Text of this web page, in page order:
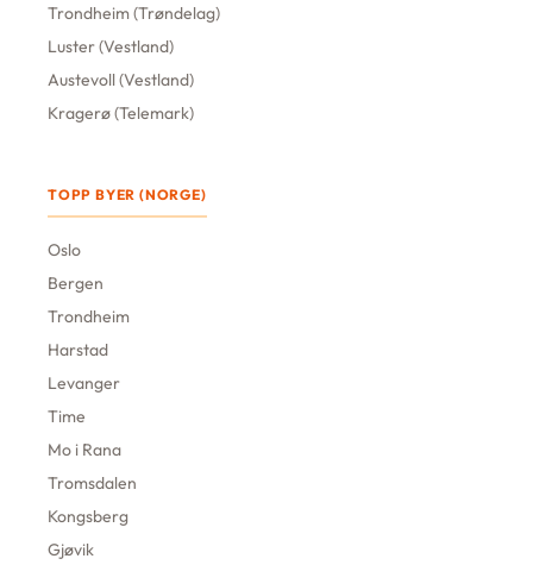
Trondheim (Trøndelag)
Luster (Vestland)
Austevoll (Vestland)
Kragerø (Telemark)
TOPP BYER (NORGE)
Oslo
Bergen
Trondheim
Harstad
Levanger
Time
Mo i Rana
Tromsdalen
Kongsberg
Gjøvik